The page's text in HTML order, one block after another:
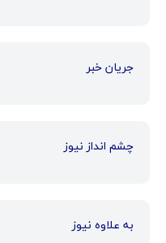
جریان خبر
چشم انداز نیوز
به علاوه نیوز